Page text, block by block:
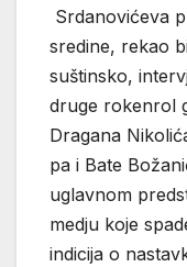
Srdanovićeva
sredine, rekao
suštinsko,
druge rokenrol
Dragana
pa i Bate
uglavnom
medju koje
indicija o